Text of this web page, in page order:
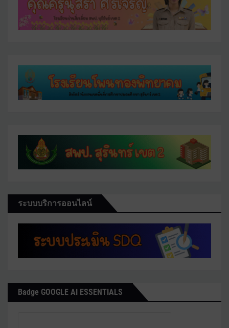
ระบบบริการออนไลน์
Badge GOOGLE AI ESSENTIALS